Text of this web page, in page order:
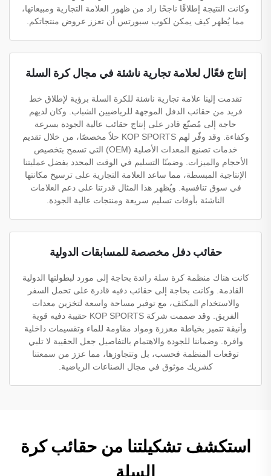
وكانت النتيجة إطلاقًا ناجحًا زاد من ظهور العلامة التجارية ومبيعاتها،
مما يُظهر كيف يمكن لكوب سبورتس أن تعزز عروض منتجاتكم.
إنتاج فعّال لعلامة تجارية ناشئة في مجال كرة السلة
تقدمت إلينا علامة تجارية ناشئة للكرة السلة برؤية لإطلاق خط
فريد من حقائب الدفل الموجهة للرياضيين الشباب. وكان لديهم
حاجة إلى مُصنّع قادر على إنتاج حقائب عالية الجودة بسرعة
وكفاءة. وقد وفّر لهم KOP SPORTS حلاً مخصصًا، من خلال تقديم
خدمات تصنيع المعدات الأصلية (OEM) التي تسمح بتخصيص
الأحجام والميزات. وضمنّا التسليم في الوقت المحدد بفضل عمليتنا
الإنتاجية المبسطة، مما ساعد العلامة التجارية على ترسيخ مكانتها
في سوق تنافسية. ويُظهر هذا المثال قدرتنا على دعم العلامات
الناشئة بأوقات تسليم سريعة ومنتجات عالية الجودة.
حقائب دفل مخصصة للمسابقات الدولية
كانت هناك منظمة كرة سلة رائدة بحاجة إلى مورد لبطولتها الدولية
القادمة. وكانت بحاجة إلى حقائب دفيه قادرة على تحمل السفر
والاستخدام المكثف، مع توفير مساحة واسعة لتخزين معدات
الفريق. وقد صممت شركة KOP SPORTS حقيبة دفيه قوية
وأنيقة تتميز بخياطة معززة ومواد مقاومة للماء وتقسيمات داخلية
وافرة. وضماننا للجودة والاهتمام بالتفاصيل جعل الحقيبة لا تلبي
توقعات المنظمة فحسب، بل وتتجاوزها، مما عزز من سمعتنا
كشريك موثوق في مجال الصناعات الرياضية.
استكشف تشكيلتنا من حقائب كرة